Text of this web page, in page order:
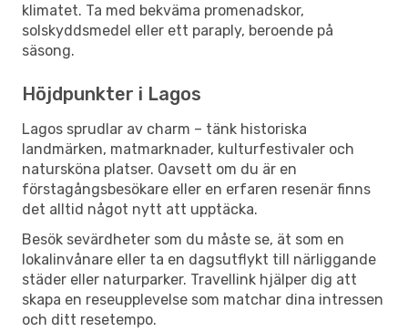
klimatet. Ta med bekväma promenadskor,
solskyddsmedel eller ett paraply, beroende på
säsong.
Höjdpunkter i Lagos
Lagos sprudlar av charm – tänk historiska
landmärken, matmarknader, kulturfestivaler och
natursköna platser. Oavsett om du är en
förstagångsbesökare eller en erfaren resenär finns
det alltid något nytt att upptäcka.
Besök sevärdheter som du måste se, ät som en
lokalinvånare eller ta en dagsutflykt till närliggande
städer eller naturparker. Travellink hjälper dig att
skapa en reseupplevelse som matchar dina intressen
och ditt resetempo.